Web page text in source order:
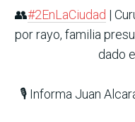
👥#2EnLaCiudad |
por rayo, familia
dado
🎙️ Informa Juan